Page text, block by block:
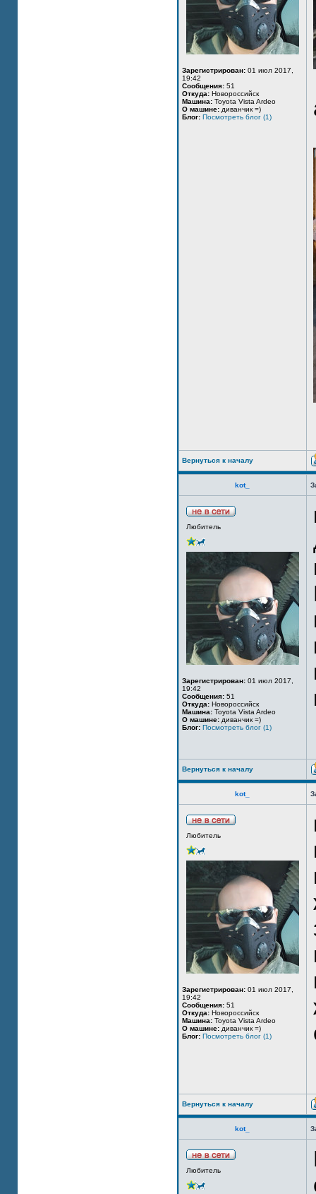
Зарегистрирован: 01 июл 2017,
19:42
Сообщения: 51
Откуда: Новороссийск
Машина: Toyota Vista Ardeo
О машине: диванчик =)
Блог: Посмотреть блог (1)
Вернуться к началу
kot_
Любитель
Зарегистрирован: 01 июл 2017,
19:42
Сообщения: 51
Откуда: Новороссийск
Машина: Toyota Vista Ardeo
О машине: диванчик =)
Блог: Посмотреть блог (1)
Вернуться к началу
kot_
Любитель
Зарегистрирован: 01 июл 2017,
19:42
Сообщения: 51
Откуда: Новороссийск
Машина: Toyota Vista Ardeo
О машине: диванчик =)
Блог: Посмотреть блог (1)
Вернуться к началу
kot_
Любитель